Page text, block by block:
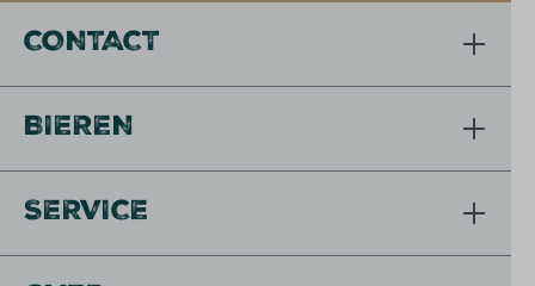
CONTACT
BIEREN
SERVICE